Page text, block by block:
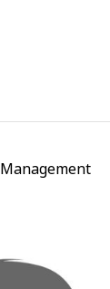
Management